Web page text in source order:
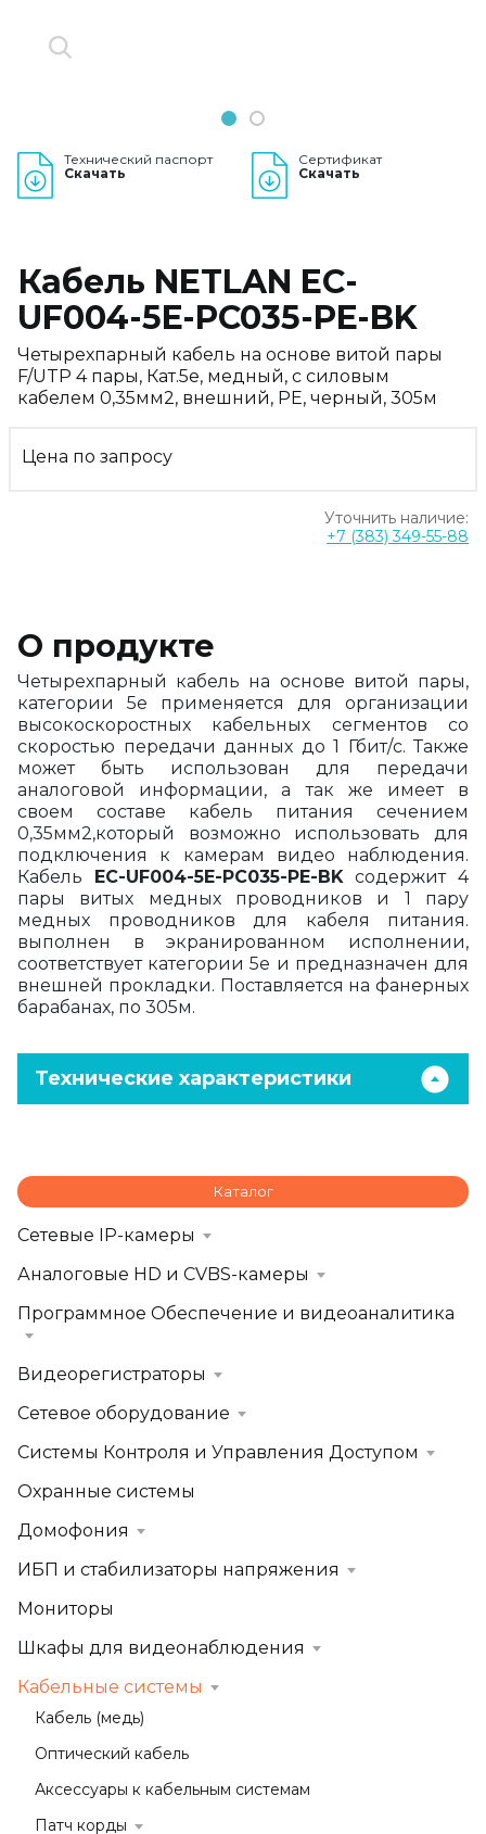
1 2
Технический паспорт
Скачать
Сертификат
Скачать
Кабель NETLAN EC-
UF004-5E-PC035-PE-BK
Четырехпарный кабель на основе витой пары
F/UTP 4 пары, Кат.5е, медный, с силовым
кабелем 0,35мм2, внешний, PE, черный, 305м
Цена по запросу
Уточнить наличие:
+7 (383) 349-55-88
О продукте
Четырехпарный кабель на основе витой пары,
категории 5e применяется для организации
высокоскоростных кабельных сегментов со
скоростью передачи данных до 1 Гбит/c. Также
может быть использован для передачи
аналоговой информации, а так же имеет в
своем составе кабель питания сечением
0,35мм2,который возможно использовать для
подключения к камерам видео наблюдения.
Кабель EC-UF004-5E-PC035-PE-BKсодержит 4
пары витых медных проводников и 1 пару
медных проводников для кабеля питания.
выполнен в экранированном исполнении,
соответствует категории 5e и предназначен для
внешней прокладки. Поставляется на фанерных
барабанах, по 305м.
Технические характеристики
Каталог
Сетевые IP-камеры
Аналоговые HD и CVBS-камеры
Программное Обеспечение и видеоаналитика
Видеорегистраторы
Сетевое оборудование
Системы Контроля и Управления Доступом
Охранные системы
Домофония
ИБП и стабилизаторы напряжения
Мониторы
Шкафы для видеонаблюдения
Кабельные системы
Кабель (медь)
Оптический кабель
Аксессуары к кабельным системам
Патч корды